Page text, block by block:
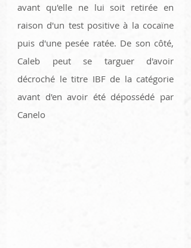
avant qu'elle ne lui soit retirée en
raison d'un test positive à la cocaïne
puis d'une pesée ratée. De son côté,
Caleb peut se targuer d'avoir
décroché le titre IBF de la catégorie
avant d'en avoir été dépossédé par
Canelo